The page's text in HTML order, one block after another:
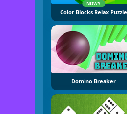
NOWY
Color Blocks Relax Puzzle
Domino Breaker